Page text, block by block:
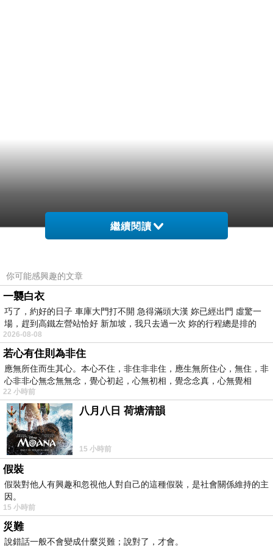
繼續閱讀
你可能感興趣的文章
一襲白衣
巧了，約好的日子 車庫大門打不開 急得滿頭大漢 妳已經出門 虛驚一
場，趕到高鐵左營站恰好 新加坡，我只去過一次 妳的行程總是排的
2026-08-08
若心有住則為非住
應無所住而生其心。本心不住，非住非非住，應生無所住心，無住，非
心非非心無念無無念，覺心初起，心無初相，覺念念真，心無覺相
22 小時前
八月八日 荷塘清韻
15 小時前
假裝
假裝對他人有興趣和忽視他人對自己的這種假裝，是社會關係維持的主
因。
15 小時前
災難
說錯話一般不會變成什麼災難；說對了，才會。